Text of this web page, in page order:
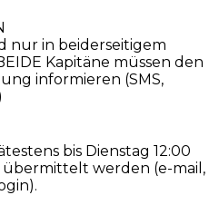
nur in beiderseitigem
Kapitäne müssen den
informieren (SMS,
bis Dienstag 12:00
werden (e-mail,